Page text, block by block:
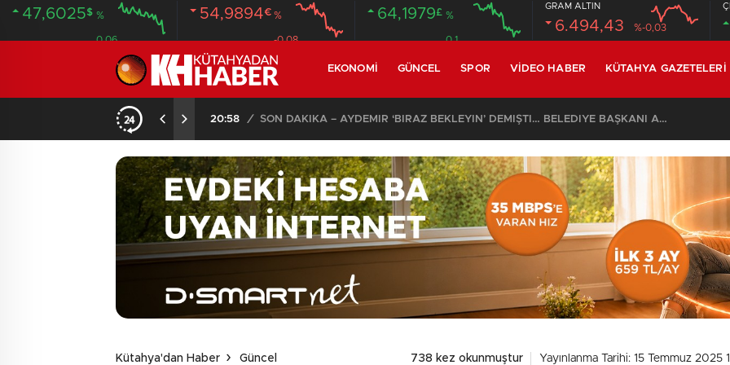
47,6025$ %
0.06
54,9894€ %
-0.08
64,1979£ %
0.1
GRAM ALTIN
6.494,43 %-0,03
EKONOMI GÜNCEL SPOR VIDEO HABER KÜTAHYA GAZETELERI
20:58 / SON DAKİKA – AYDEMİR ‘BİRAZ BEKLEYİN’ DEMİŞTİ… BELEDİYE BAŞKANI AK PARTİ’YE GEÇİYOR
Kütahya'dan Haber Güncel 738 kez okunmuştur Yayınlanma Tarihi: 15 Temmuz 2025